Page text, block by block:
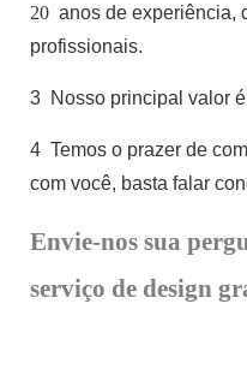
20 anos de experiência,
profissionais.
3 Nosso principal valor
4 Temos o prazer de
com você, basta falar
Envie-nos sua
serviço de design